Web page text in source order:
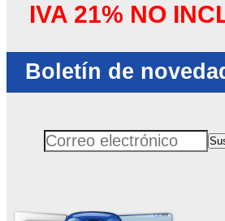
IVA 21% NO
Boletín de
Correo electrónico